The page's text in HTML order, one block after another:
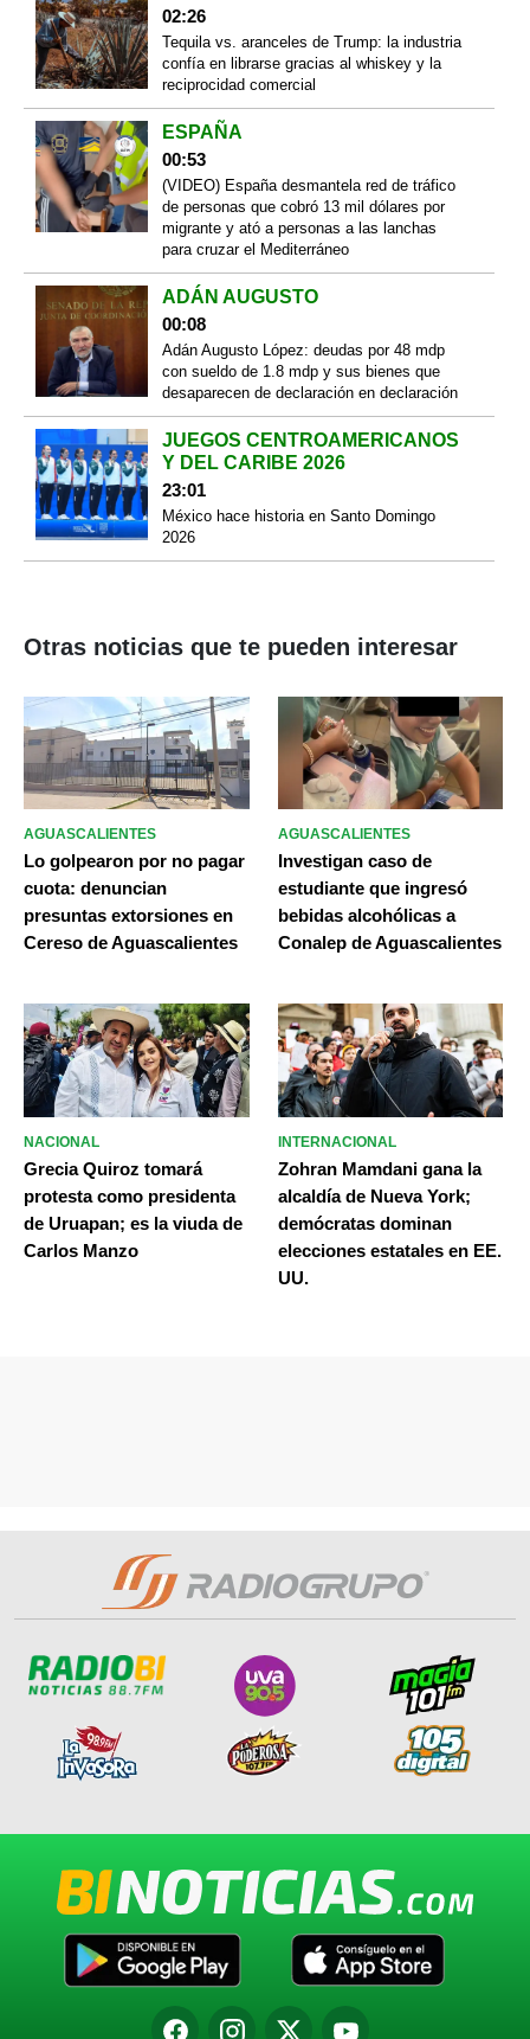
02:26
Tequila vs. aranceles de Trump: la industria
confía en librarse gracias al whiskey y la
reciprocidad comercial
ESPAÑA
00:53
(VIDEO) España desmantela red de tráfico
de personas que cobró 13 mil dólares por
migrante y ató a personas a las lanchas
para cruzar el Mediterráneo
ADÁN AUGUSTO
00:08
Adán Augusto López: deudas por 48 mdp
con sueldo de 1.8 mdp y sus bienes que
desaparecen de declaración en declaración
JUEGOS CENTROAMERICANOS
Y DEL CARIBE 2026
23:01
México hace historia en Santo Domingo
2026
Otras noticias que te pueden interesar
AGUASCALIENTES
Lo golpearon por no pagar
cuota: denuncian
presuntas extorsiones en
Cereso de Aguascalientes
AGUASCALIENTES
Investigan caso de
estudiante que ingresó
bebidas alcohólicas a
Conalep de Aguascalientes
NACIONAL
Grecia Quiroz tomará
protesta como presidenta
de Uruapan; es la viuda de
Carlos Manzo
INTERNACIONAL
Zohran Mamdani gana la
alcaldía de Nueva York;
demócratas dominan
elecciones estatales en EE.
UU.